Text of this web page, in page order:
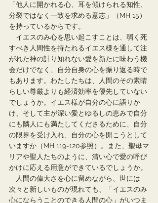
「他人に開かれる心、耳を傾けられる知性、
分裂ではなく一致を求める意志」（MH 15）
を持っているからです。
イエスのみ心を思い起こすことは、弱く死
すべき人間性を持たれるイエス様を通して注
がれた神の計り知れない愛を新たに味わう機
会だけでなく、自分自身の心を振り返る時で
もあります。わたしたちは、人間のその素晴
らしい尊厳よりも経済効率を優先していない
でしょうか。イエス様が自分の心に語りか
け、そして主が深い愛とゆるしの恵みで自分
にも隣人にも満たしてくださるために、自分
の限界を受け入れ、自分の心を開こうとして
いますか（MH 119-120参照）。また、聖母マ
リアや聖人たちのように、清い心で愛の呼び
かけに応える用意ができているでしょうか。
人間の偉大さを心に留めながら、世には
次々と新しいものが現れても、「イエスのみ
心にならうことのできる人間の心」がいつま